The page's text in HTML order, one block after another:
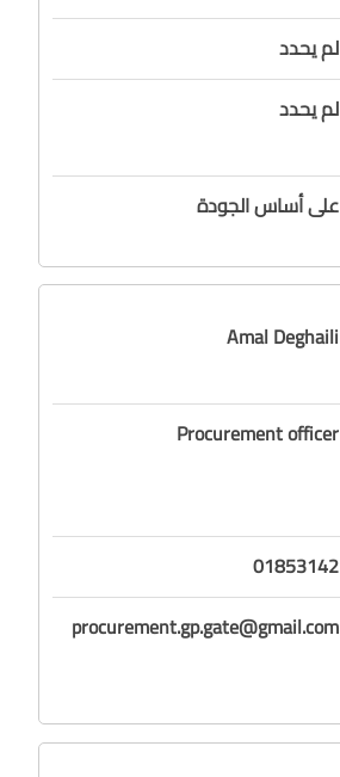
لم يحدد
لم يحدد
على أساس الجودة
Amal Deghaili
Procurement officer
01853142
procurement.gp.gate@gmail.com